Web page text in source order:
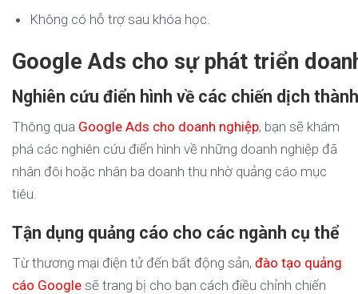
Không có hỗ trợ sau khóa học.
Google Ads cho sự phát triển
Nghiên cứu điển hình về các chiến dịch
Thông qua Google Ads cho doanh nghiệp, bạn sẽ khám
phá các nghiên cứu điển hình về những doanh nghiệp đã
nhân đôi hoặc nhân ba doanh thu nhờ quảng cáo mục
tiêu.
Tận dụng quảng cáo cho các ngành cụ thể
Từ thương mại điện tử đến bất động sản, đào tạo quảng
cáo Google sẽ trang bị cho bạn cách điều chỉnh chiến